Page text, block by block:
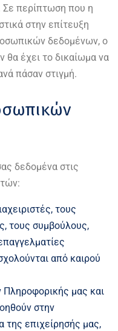
περίπτωση που η
στην επίτευξη
δεδομένων, ο
έχει το δικαίωμα να
πάσαν στιγμή.
δεδομένα στις
τους
τους συμβούλους,
από καιρού
μας και
στην
της επιχείρησής μας,